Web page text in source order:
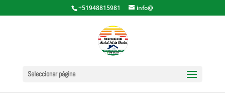
+51948815981 info@
Seleccionar página